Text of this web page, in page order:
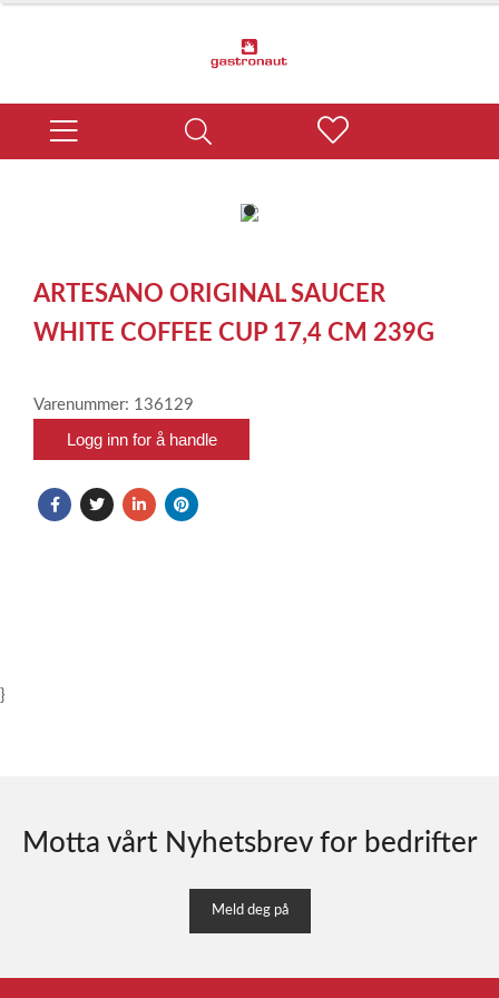
item
of
1
ARTESANO ORIGINAL SAUCER
WHITE COFFEE CUP 17,4 CM 239G
Varenummer: 136129
Logg inn for å handle
}
Motta vårt Nyhetsbrev for bedrifter
Meld deg på